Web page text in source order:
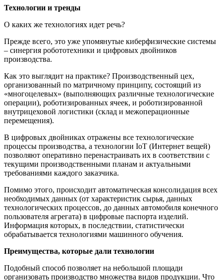
Технологии и тренды
О каких же технологиях идет речь?
Прежде всего, это уже упомянутые киберфизические системы
– синергия робототехники и цифровых двойников
производства.
Как это выглядит на практике? Производственный цех,
организованный по матричному принципу, состоящий из
«многоцелевых» (выполняющих различные технологические
операции), роботизированных ячеек, и роботизированной
внутрицеховой логистики (склад и межоперационные
перемещения).
В цифровых двойниках отражены все технологические
процессы производства, а технологии IoT (Интернет вещей)
позволяют оперативно перенастраивать их в соответствии с
текущими производственными планам и актуальными
требованиями каждого заказчика.
Помимо этого, происходит автоматическая консолидация всех
необходимых данных (от характеристик сырья, данных
технологических процессов, до данных автомобиля конечного
пользователя агрегата) в цифровые паспорта изделий.
Информация которых, в последствии, статистически
обрабатывается технологиями машинного обучения.
Преимущества, которые дали технологии
Подобный способ позволяет на небольшой площади
организовать производство множества видов продукции. Что